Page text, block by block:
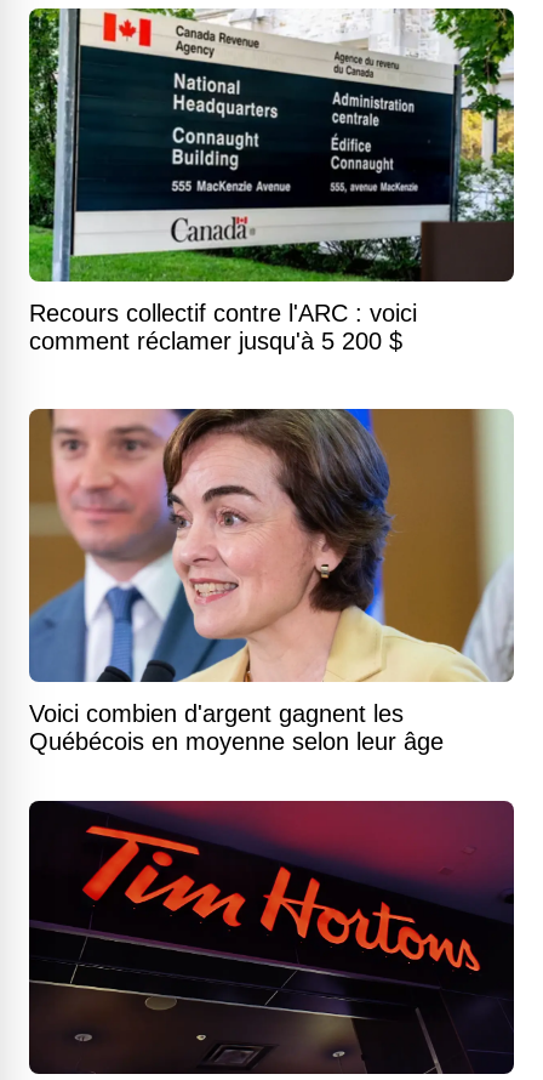
Recours collectif contre l'ARC : voici
comment réclamer jusqu'à 5 200 $
Voici combien d'argent gagnent les
Québécois en moyenne selon leur âge